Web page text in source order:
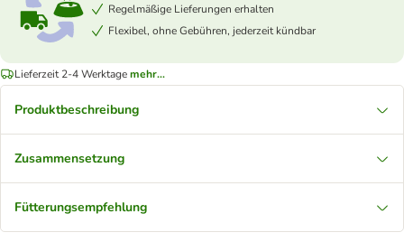
Regelmäßige Lieferungen erhalten
Flexibel, ohne Gebühren, jederzeit kündbar
Lieferzeit 2-4 Werktagemehr...
Produktbeschreibung
Zusammensetzung
Fütterungsempfehlung